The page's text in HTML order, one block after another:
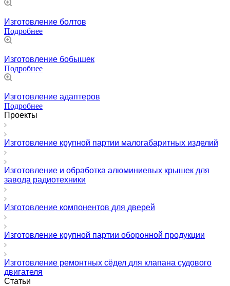
Изготовление болтов
Подробнее
Изготовление бобышек
Подробнее
Изготовление адаптеров
Подробнее
Проекты
Изготовление крупной партии малогабаритных изделий
Изготовление и обработка алюминиевых крышек для
завода радиотехники
Изготовление компонентов для дверей
Изготовление крупной партии оборонной продукции
Изготовление ремонтных сёдел для клапана судового
двигателя
Статьи